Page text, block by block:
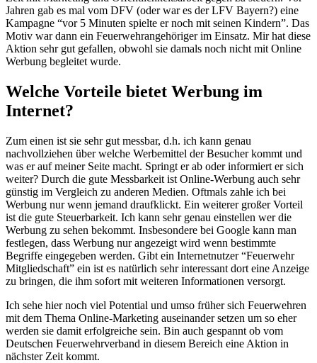
Jahren gab es mal vom DFV (oder war es der LFV Bayern?) eine
Kampagne “vor 5 Minuten spielte er noch mit seinen Kindern”. Das
Motiv war dann ein Feuerwehrangehöriger im Einsatz. Mir hat diese
Aktion sehr gut gefallen, obwohl sie damals noch nicht mit Online
Werbung begleitet wurde.
Welche Vorteile bietet Werbung im
Internet?
Zum einen ist sie sehr gut messbar, d.h. ich kann genau
nachvollziehen über welche Werbemittel der Besucher kommt und
was er auf meiner Seite macht. Springt er ab oder informiert er sich
weiter? Durch die gute Messbarkeit ist Online-Werbung auch sehr
günstig im Vergleich zu anderen Medien. Oftmals zahle ich bei
Werbung nur wenn jemand draufklickt. Ein weiterer großer Vorteil
ist die gute Steuerbarkeit. Ich kann sehr genau einstellen wer die
Werbung zu sehen bekommt. Insbesondere bei Google kann man
festlegen, dass Werbung nur angezeigt wird wenn bestimmte
Begriffe eingegeben werden. Gibt ein Internetnutzer “Feuerwehr
Mitgliedschaft” ein ist es natürlich sehr interessant dort eine Anzeige
zu bringen, die ihm sofort mit weiteren Informationen versorgt.
Ich sehe hier noch viel Potential und umso früher sich Feuerwehren
mit dem Thema Online-Marketing auseinander setzen um so eher
werden sie damit erfolgreiche sein. Bin auch gespannt ob vom
Deutschen Feuerwehrverband in diesem Bereich eine Aktion in
nächster Zeit kommt.